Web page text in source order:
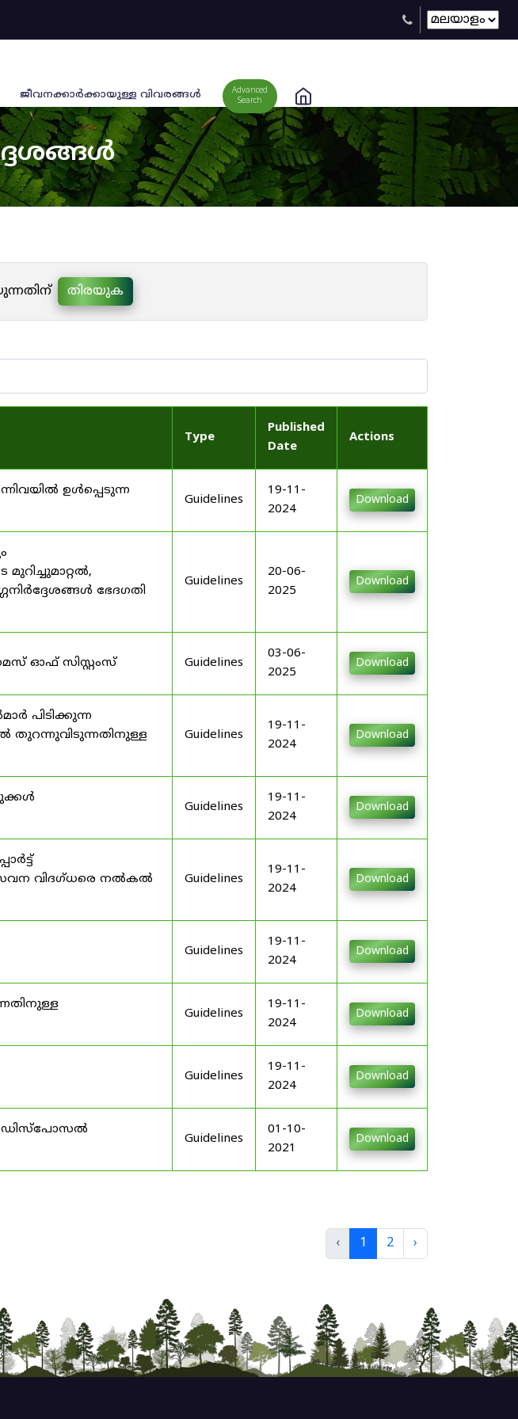
ജീവനക്കാര്‍ക്കായുള്ള വിവരങ്ങള്‍
Advanced
Search
തിരയുക
Type
Published
Date
Actions
ഉൾപ്പെടുന്ന
Guidelines
19-11-
2024
Download
ഭേദഗതി
Guidelines
20-06-
2025
Download
ഓഫ് സിസ്റ്റംസ് Guidelines
03-06-
2025
Download
പിടിക്കുന്ന
Guidelines
19-11-
2024
Download
Guidelines
19-11-
2024
Download
വിദഗ്ധരെ നൽകൽ
Guidelines
19-11-
2024
Download
Guidelines
19-11-
2024
Download
Guidelines
19-11-
2024
Download
Guidelines
19-11-
2024
Download
/ ഡിസ്‌പോസൽ
Guidelines
01-10-
2021
Download
‹ 1 2 ›